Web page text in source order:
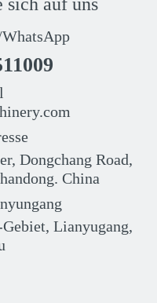
Dongchang Road,
China
Lianyugang,